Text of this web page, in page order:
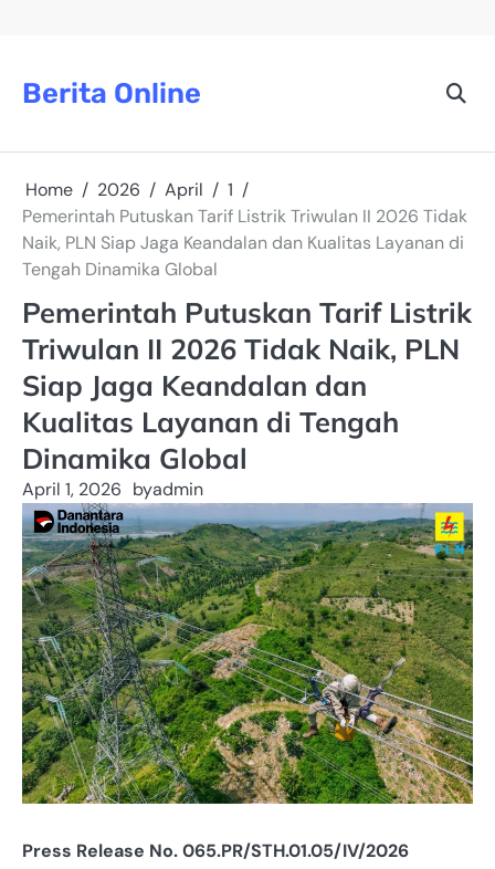
Berita Online
Home 2026 April
1
Pemerintah Putuskan Tarif Listrik Triwulan II 2026 Tidak
Naik, PLN Siap Jaga Keandalan dan Kualitas Layanan di
Tengah Dinamika Global
Pemerintah Putuskan Tarif Listrik
Triwulan II 2026 Tidak Naik, PLN
Siap Jaga Keandalan dan
Kualitas Layanan di Tengah
Dinamika Global
April 1, 2026 byadmin
Press Release No. 065.PR/STH.01.05/IV/2026